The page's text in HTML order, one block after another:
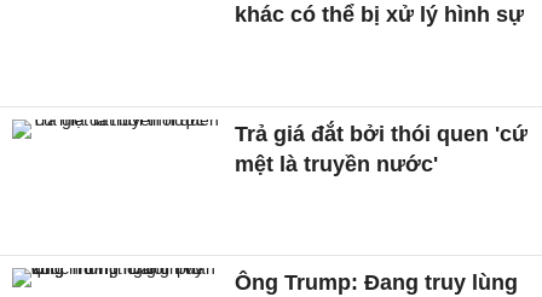
khác có thể bị xử lý hình sự
Trả giá đắt bởi thói quen 'cứ
mệt là truyền nước'
Ông Trump: Đang truy lùng